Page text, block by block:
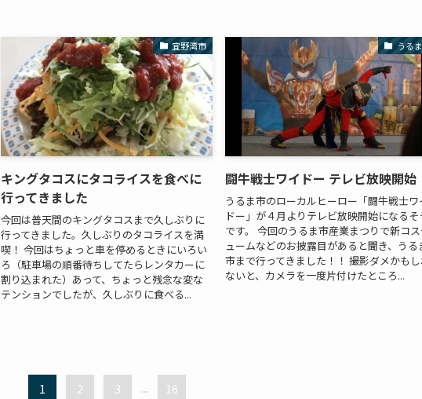
宜野湾市
キングタコスにタコライスを食べに
行ってきました
今回は普天間のキングタコスまで久しぶりに
行ってきました。久しぶりのタコライスを満
喫！ 今回はちょっと車を停めるときにいろい
ろ（駐車場の順番待ちしてたらレンタカーに
割り込まれた）あって、ちょっと残念な変な
テンションでしたが、久しぶりに食べる...
うる
闘牛戦士ワイドー テレビ放映開始
うるま市のローカルヒーロー「闘牛戦士ワ
ドー」が４月よりテレビ放映開始になるそ
です。 今回のうるま市産業まつりで新コ
ュームなどのお披露目があると聞き、うる
市まで行ってきました！！ 撮影ダメかも
ないと、カメラを一度片付けたところ...
1 2 3 ... 16